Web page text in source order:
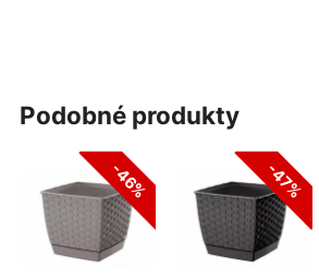
podobné produkty
-46% -47%